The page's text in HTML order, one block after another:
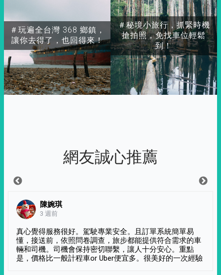
＃玩遍全台灣 368 鄉鎮，
讓你去得了，也回得來！
＃秘境小旅行，抓緊時機
搶拍照，免找車位輕鬆
到！
網友誠心推薦
陳婉琪
3 週前
真心覺得服務很好。駕駛專業安全。且訂單系統簡單易
懂，接送前，依照問卷調查，旅步都能提供符合需求的車
輛和司機。司機會保持密切聯繫，讓人十分安心。重點
是，價格比一般計程車or Uber便宜多。很美好的一次經驗